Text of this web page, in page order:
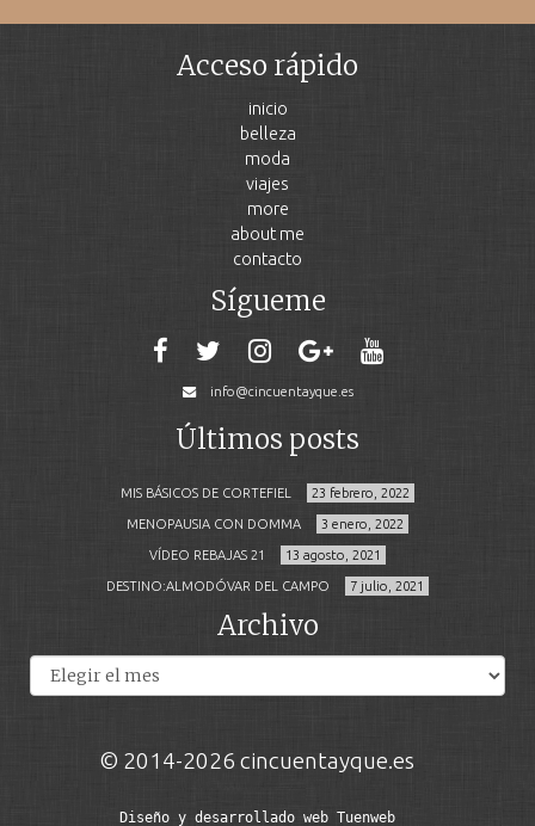
Acceso rápido
inicio
belleza
moda
viajes
more
about me
contacto
Sígueme
info@cincuentayque.es
Últimos posts
MIS BÁSICOS DE CORTEFIEL 23 febrero, 2022
MENOPAUSIA CON DOMMA 3 enero, 2022
VÍDEO REBAJAS 21 13 agosto, 2021
DESTINO:ALMODÓVAR DEL CAMPO 7 julio, 2021
Archivo
© 2014-2026 cincuentayque.es
Diseño y desarrollado web Tuenweb